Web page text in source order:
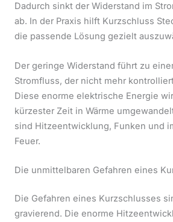
Dadurch sinkt der Widerstand im
ab. In der Praxis hilft Kurzschluss
die passende Lösung gezielt
Der geringe Widerstand führt zu
Stromfluss, der nicht mehr
Diese enorme elektrische Energie
kürzester Zeit in Wärme
sind Hitzeentwicklung, Funken und
Feuer.
Die unmittelbaren Gefahren eines
Die Gefahren eines Kurzschlusses
gravierend. Die enorme